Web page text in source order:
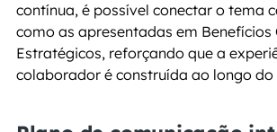
contínua, é possível conectar o tema
como as apresentadas em
Estratégicos, reforçando que a
colaborador é construída ao longo do